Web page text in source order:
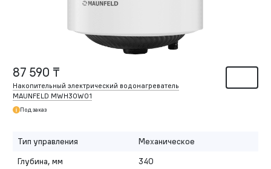
87 590 ₸
Накопительный электрический водонагреватель
MAUNFELD MWH30W01
Под заказ
Тип управления
Механическое
Глубина, мм
340